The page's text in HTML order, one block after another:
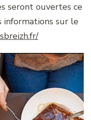
seront ouvertes ce
informations sur le